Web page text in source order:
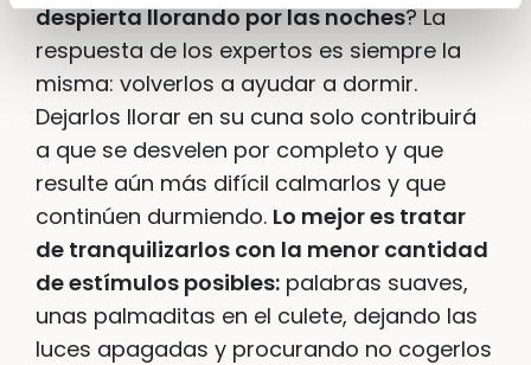
despierta llorando por las noches? La
respuesta de los expertos es siempre la
misma: volverlos a ayudar a dormir.
Dejarlos llorar en su cuna solo contribuirá
a que se desvelen por completo y que
resulte aún más difícil calmarlos y que
continúen durmiendo. Lo mejor es tratar
de tranquilizarlos con la menor cantidad
de estímulos posibles: palabras suaves,
unas palmaditas en el culete, dejando las
luces apagadas y procurando no cogerlos